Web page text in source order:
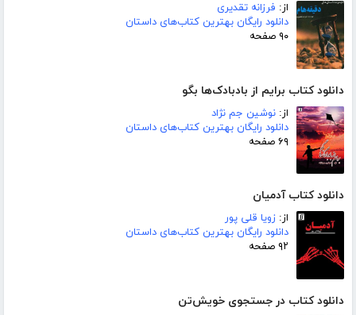
از: فرزانه تقدیری
دانلود رایگان بهترین کتاب‌های داستان
۹۰ صفحه
دانلود کتاب برایم از بادبادک‌ها بگو
از: نوشین جم نژاد
دانلود رایگان بهترین کتاب‌های داستان
۶۹ صفحه
دانلود کتاب آدمیان
از: زویا قلی پور
دانلود رایگان بهترین کتاب‌های داستان
۹۲ صفحه
دانلود کتاب در جستجوی خویش‌تن